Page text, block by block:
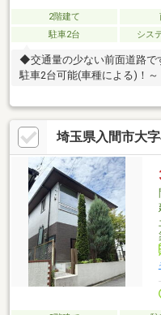
2階建て
駐車2台
シス
◆交通量の少ない前面道路
駐車2台可能(車種による)！
～・～・～・～・～・～・
せください】◆毎月の住居費
な・・・◆住宅ローンの審
叶えたい！◆賃貸よりも購入
悩みや不安もつきものです
私達なので、なにか1つでも
ます。ご相談お待ちしてお
888 】 までお気軽にどうぞ♪
埼玉県入間市大